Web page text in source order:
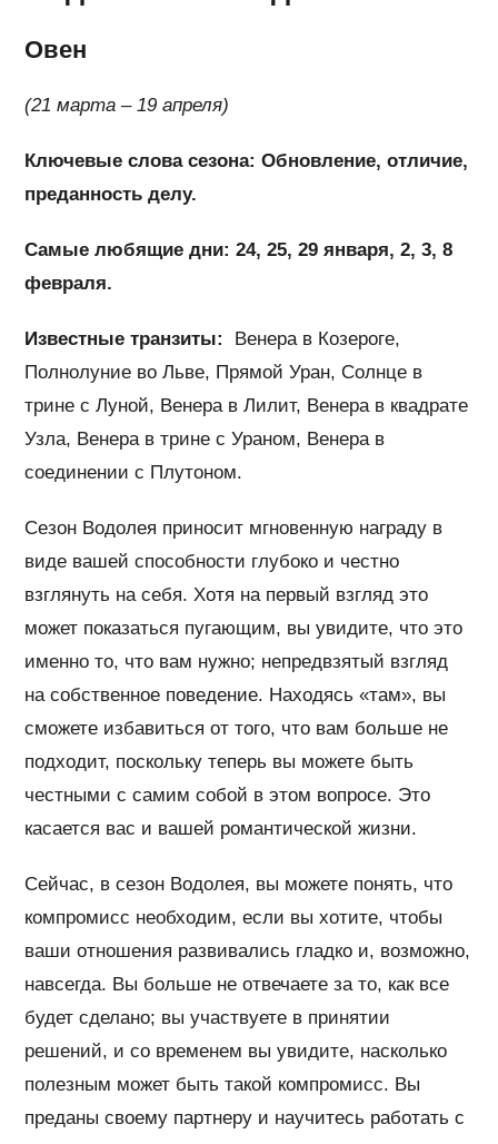
Овен
(21 марта – 19 апреля)
Ключевые слова сезона: Обновление, отличие,
преданность делу.
Самые любящие дни: 24, 25, 29 января, 2, 3, 8
февраля.
Известные транзиты:
Венера в Козероге,
Полнолуние во Льве, Прямой Уран, Солнце в
трине с Луной, Венера в Лилит, Венера в квадрате
Узла, Венера в трине с Ураном, Венера в
соединении с Плутоном.
Сезон Водолея приносит мгновенную награду в
виде вашей способности глубоко и честно
взглянуть на себя. Хотя на первый взгляд это
может показаться пугающим, вы увидите, что это
именно то, что вам нужно; непредвзятый взгляд
на собственное поведение. Находясь «там», вы
сможете избавиться от того, что вам больше не
подходит, поскольку теперь вы можете быть
честными с самим собой в этом вопросе. Это
касается вас и вашей романтической жизни.
Сейчас, в сезон Водолея, вы можете понять, что
компромисс необходим, если вы хотите, чтобы
ваши отношения развивались гладко и, возможно,
навсегда. Вы больше не отвечаете за то, как все
будет сделано; вы участвуете в принятии
решений, и со временем вы увидите, насколько
полезным может быть такой компромисс. Вы
преданы своему партнеру и научитесь работать с